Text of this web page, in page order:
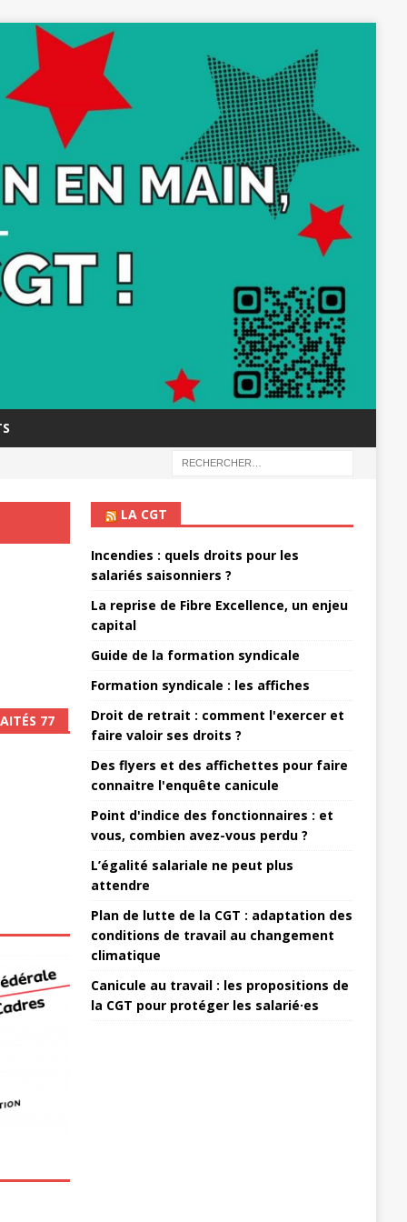
77
LA CGT
Incendies : quels droits pour les
salariés saisonniers ?
La reprise de Fibre Excellence, un enjeu
capital
Guide de la formation syndicale
Formation syndicale : les affiches
Droit de retrait : comment l'exercer et
faire valoir ses droits ?
Des flyers et des affichettes pour faire
connaitre l'enquête canicule
Point d'indice des fonctionnaires : et
vous, combien avez-vous perdu ?
L’égalité salariale ne peut plus
attendre
Plan de lutte de la CGT : adaptation des
conditions de travail au changement
climatique
Canicule au travail : les propositions de
la CGT pour protéger les salarié·es